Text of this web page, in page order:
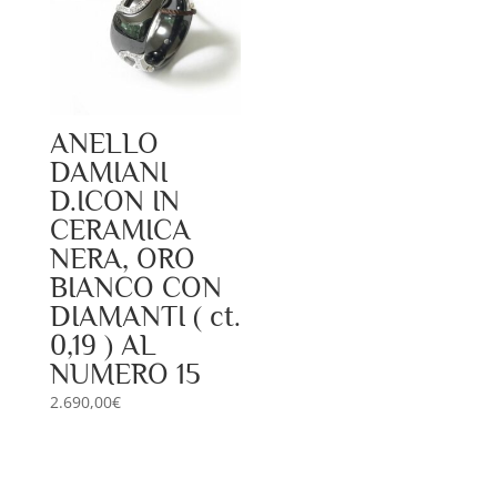
ANELLO
DAMIANI
D.ICON IN
CERAMICA
NERA, ORO
BIANCO CON
DIAMANTI ( ct.
0,19 ) AL
NUMERO 15
2.690,00€